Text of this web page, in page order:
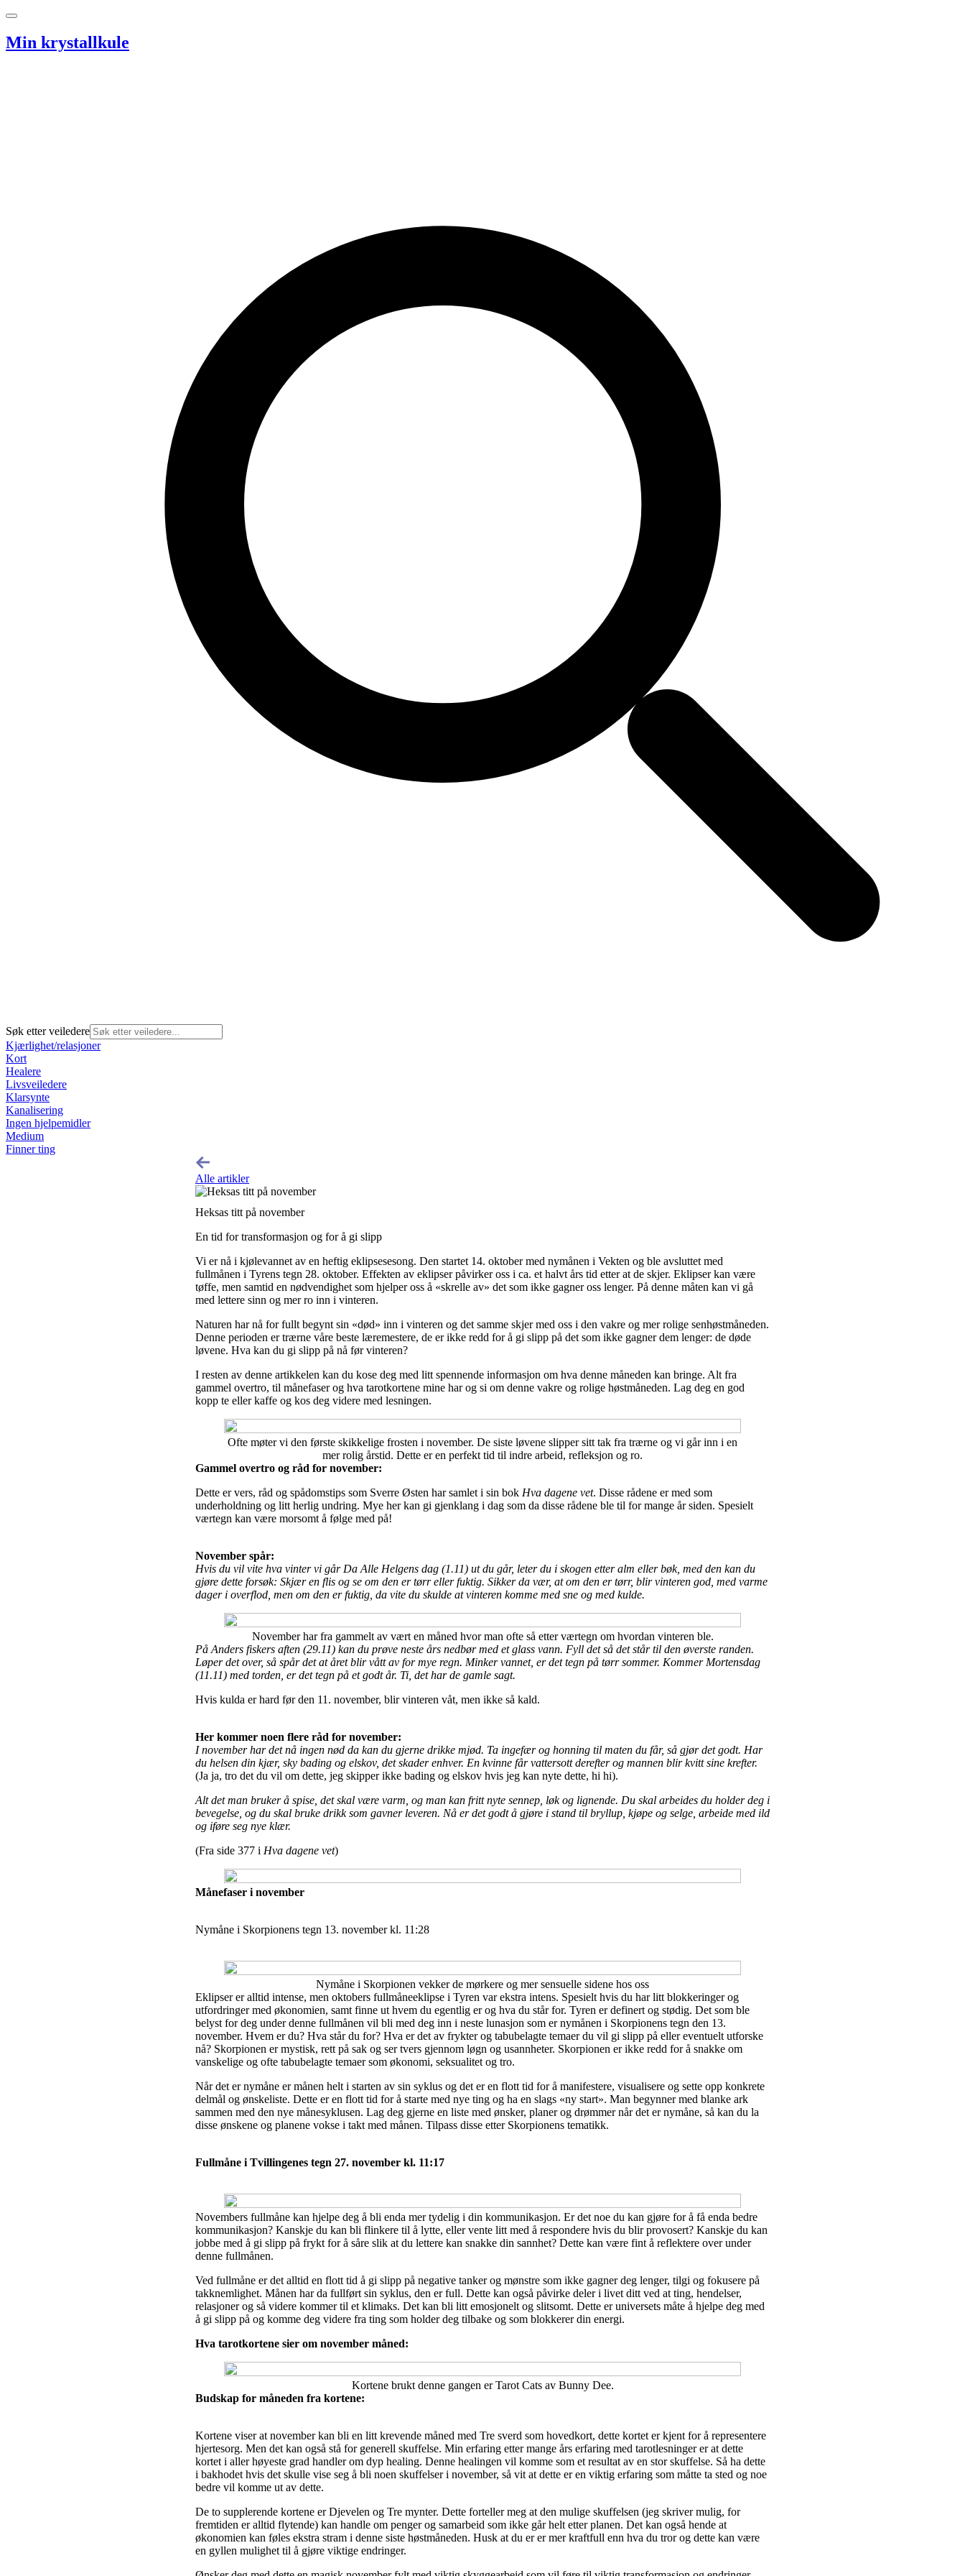
Hopp til innhold
Min krystallkule
Søk etter veiledere
Kjærlighet/relasjoner
Kort
Healere
Livsveiledere
Klarsynte
Kanalisering
Ingen hjelpemidler
Medium
Finner ting
Alle artikler
Heksas titt på november
En tid for transformasjon og for å gi slipp
Vi er nå i kjølevannet av en heftig eklipsesesong. Den startet 14. oktober med nymånen i Vekten og ble avsluttet med
fullmånen i Tyrens tegn 28. oktober. Effekten av eklipser påvirker oss i ca. et halvt års tid etter at de skjer. Eklipser kan være
tøffe, men samtid en nødvendighet som hjelper oss å «skrelle av» det som ikke gagner oss lenger. På denne måten kan vi gå
med lettere sinn og mer ro inn i vinteren.
Naturen har nå for fullt begynt sin «død» inn i vinteren og det samme skjer med oss i den vakre og mer rolige senhøstmåneden.
Denne perioden er trærne våre beste læremestere, de er ikke redd for å gi slipp på det som ikke gagner dem lenger: de døde
løvene. Hva kan du gi slipp på nå før vinteren?
I resten av denne artikkelen kan du kose deg med litt spennende informasjon om hva denne måneden kan bringe. Alt fra
gammel overtro, til månefaser og hva tarotkortene mine har og si om denne vakre og rolige høstmåneden. Lag deg en god
kopp te eller kaffe og kos deg videre med lesningen.
Ofte møter vi den første skikkelige frosten i november. De siste løvene slipper sitt tak fra trærne og vi går inn i en
mer rolig årstid. Dette er en perfekt tid til indre arbeid, refleksjon og ro.
Gammel overtro og råd for november:
Dette er vers, råd og spådomstips som Sverre Østen har samlet i sin bok Hva dagene vet. Disse rådene er med som
underholdning og litt herlig undring. Mye her kan gi gjenklang i dag som da disse rådene ble til for mange år siden. Spesielt
værtegn kan være morsomt å følge med på!
November spår:
Hvis du vil vite hva vinter vi går Da Alle Helgens dag (1.11) ut du går, leter du i skogen etter alm eller bøk, med den kan du
gjøre dette forsøk: Skjær en flis og se om den er tørr eller fuktig. Sikker da vær, at om den er tørr, blir vinteren god, med varme
dager i overflod, men om den er fuktig, da vite du skulde at vinteren komme med sne og med kulde.
November har fra gammelt av vært en måned hvor man ofte så etter værtegn om hvordan vinteren ble.
På Anders fiskers aften (29.11) kan du prøve neste års nedbør med et glass vann. Fyll det så det står til den øverste randen.
Løper det over, så spår det at året blir vått av for mye regn. Minker vannet, er det tegn på tørr sommer. Kommer Mortensdag
(11.11) med torden, er det tegn på et godt år. Ti, det har de gamle sagt.
Hvis kulda er hard før den 11. november, blir vinteren våt, men ikke så kald.
Her kommer noen flere råd for november:
I november har det nå ingen nød da kan du gjerne drikke mjød. Ta ingefær og honning til maten du får, så gjør det godt. Har
du helsen din kjær, sky bading og elskov, det skader enhver. En kvinne får vattersott derefter og mannen blir kvitt sine krefter.
(Ja ja, tro det du vil om dette, jeg skipper ikke bading og elskov hvis jeg kan nyte dette, hi hi).
Alt det man bruker å spise, det skal være varm, og man kan fritt nyte sennep, løk og lignende. Du skal arbeides du holder deg i
bevegelse, og du skal bruke drikk som gavner leveren. Nå er det godt å gjøre i stand til bryllup, kjøpe og selge, arbeide med ild
og iføre seg nye klær.
(Fra side 377 i Hva dagene vet)
Månefaser i november
Nymåne i Skorpionens tegn 13. november kl. 11:28
Nymåne i Skorpionen vekker de mørkere og mer sensuelle sidene hos oss
Eklipser er alltid intense, men oktobers fullmåneeklipse i Tyren var ekstra intens. Spesielt hvis du har litt blokkeringer og
utfordringer med økonomien, samt finne ut hvem du egentlig er og hva du står for. Tyren er definert og stødig. Det som ble
belyst for deg under denne fullmånen vil bli med deg inn i neste lunasjon som er nymånen i Skorpionens tegn den 13.
november. Hvem er du? Hva står du for? Hva er det av frykter og tabubelagte temaer du vil gi slipp på eller eventuelt utforske
nå? Skorpionen er mystisk, rett på sak og ser tvers gjennom løgn og usannheter. Skorpionen er ikke redd for å snakke om
vanskelige og ofte tabubelagte temaer som økonomi, seksualitet og tro.
Når det er nymåne er månen helt i starten av sin syklus og det er en flott tid for å manifestere, visualisere og sette opp konkrete
delmål og ønskeliste. Dette er en flott tid for å starte med nye ting og ha en slags «ny start». Man begynner med blanke ark
sammen med den nye månesyklusen. Lag deg gjerne en liste med ønsker, planer og drømmer når det er nymåne, så kan du la
disse ønskene og planene vokse i takt med månen. Tilpass disse etter Skorpionens tematikk.
Fullmåne i Tvillingenes tegn 27. november kl. 11:17
Novembers fullmåne kan hjelpe deg å bli enda mer tydelig i din kommunikasjon. Er det noe du kan gjøre for å få enda bedre
kommunikasjon? Kanskje du kan bli flinkere til å lytte, eller vente litt med å respondere hvis du blir provosert? Kanskje du kan
jobbe med å gi slipp på frykt for å såre slik at du lettere kan snakke din sannhet? Dette kan være fint å reflektere over under
denne fullmånen.
Ved fullmåne er det alltid en flott tid å gi slipp på negative tanker og mønstre som ikke gagner deg lenger, tilgi og fokusere på
takknemlighet. Månen har da fullført sin syklus, den er full. Dette kan også påvirke deler i livet ditt ved at ting, hendelser,
relasjoner og så videre kommer til et klimaks. Det kan bli litt emosjonelt og slitsomt. Dette er universets måte å hjelpe deg med
å gi slipp på og komme deg videre fra ting som holder deg tilbake og som blokkerer din energi.
Hva tarotkortene sier om november måned:
Kortene brukt denne gangen er Tarot Cats av Bunny Dee.
Budskap for måneden fra kortene:
Kortene viser at november kan bli en litt krevende måned med Tre sverd som hovedkort, dette kortet er kjent for å representere
hjertesorg. Men det kan også stå for generell skuffelse. Min erfaring etter mange års erfaring med tarotlesninger er at dette
kortet i aller høyeste grad handler om dyp healing. Denne healingen vil komme som et resultat av en stor skuffelse. Så ha dette
i bakhodet hvis det skulle vise seg å bli noen skuffelser i november, så vit at dette er en viktig erfaring som måtte ta sted og noe
bedre vil komme ut av dette.
De to supplerende kortene er Djevelen og Tre mynter. Dette forteller meg at den mulige skuffelsen (jeg skriver mulig, for
fremtiden er alltid flytende) kan handle om penger og samarbeid som ikke går helt etter planen. Det kan også hende at
økonomien kan føles ekstra stram i denne siste høstmåneden. Husk at du er er mer kraftfull enn hva du tror og dette kan være
en gyllen mulighet til å gjøre viktige endringer.